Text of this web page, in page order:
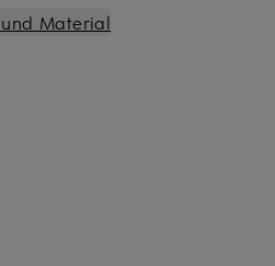
Material